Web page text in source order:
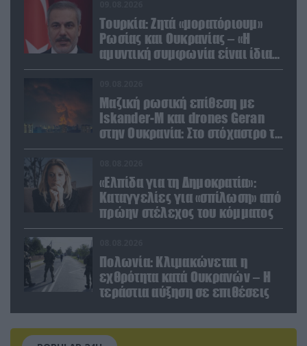
Τουρκία: Ζητά «μορατόριουμ»
Ρωσίας και Ουκρανίας – «Η
αμυντική συμφωνία είναι ίδια
με το άρθρο 5 του ΝΑΤΟ» (upd)
Μαζική ρωσική επίθεση με
Iskander-M και drones Geran
στην Ουκρανία: Στο στόχαστρο το
εργοστάσιο των Flamingo
«Ελπίδα για τη Δημοκρατία»:
Καταγγελίες για «σπίλωση» από
πρώην στέλεχος του κόμματος
Πολωνία: Κλιμακώνεται η
εχθρότητα κατά Ουκρανών – Η
τεράστια αύξηση σε επιθέσεις